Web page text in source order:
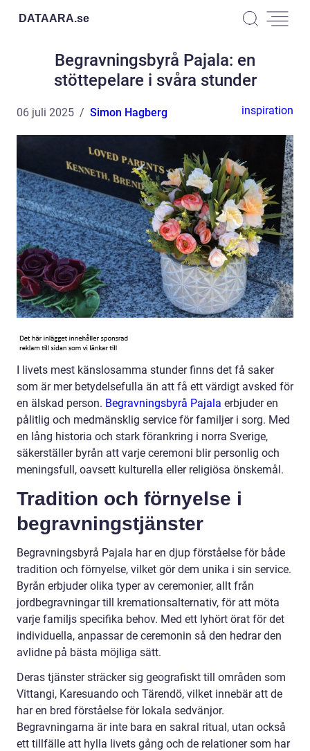
DATAARA.se
Begravningsbyrå Pajala: en
stöttepelare i svåra stunder
06 juli 2025 Simon Hagberg inspiration
I livets mest känslosamma stunder finns det få saker
som är mer betydelsefulla än att få ett värdigt avsked för
en älskad person. Begravningsbyrå Pajala erbjuder en
pålitlig och medmänsklig service för familjer i sorg. Med
en lång historia och stark förankring i norra Sverige,
säkerställer byrån att varje ceremoni blir personlig och
meningsfull, oavsett kulturella eller religiösa önskemål.
Tradition och förnyelse i
begravningstjänster
Begravningsbyrå Pajala har en djup förståelse för både
tradition och förnyelse, vilket gör dem unika i sin service.
Byrån erbjuder olika typer av ceremonier, allt från
jordbegravningar till kremationsalternativ, för att möta
varje familjs specifika behov. Med ett lyhört örat för det
individuella, anpassar de ceremonin så den hedrar den
avlidne på bästa möjliga sätt.
Deras tjänster sträcker sig geografiskt till områden som
Vittangi, Karesuando och Tärendö, vilket innebär att de
har en bred förståelse för lokala sedvänjor.
Begravningarna är inte bara en sakral ritual, utan också
ett tillfälle att hylla livets gång och de relationer som har